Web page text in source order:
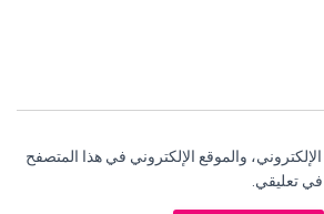
والموقع الإلكتروني في هذا المتصفح
في تعليقي.